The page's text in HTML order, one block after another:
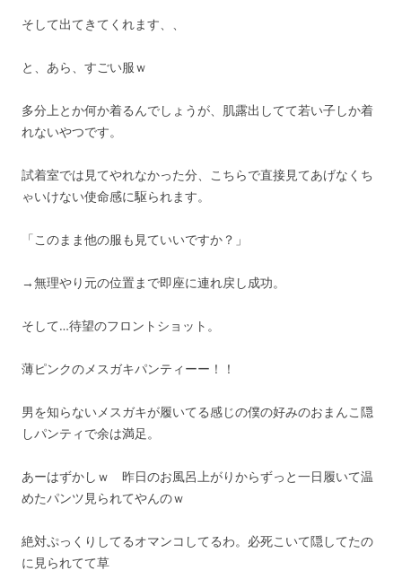
そして出てきてくれます、、
と、あら、すごい服ｗ
多分上とか何か着るんでしょうが、肌露出してて若い子しか着
れないやつです。
試着室では見てやれなかった分、こちらで直接見てあげなくち
ゃいけない使命感に駆られます。
「このまま他の服も見ていいですか？」
→無理やり元の位置まで即座に連れ戻し成功。
そして…待望のフロントショット。
薄ピンクのメスガキパンティーー！！
男を知らないメスガキが履いてる感じの僕の好みのおまんこ隠
しパンティで余は満足。
あーはずかしｗ 昨日のお風呂上がりからずっと一日履いて温
めたパンツ見られてやんのｗ
絶対ぷっくりしてるオマンコしてるわ。必死こいて隠してたの
に見られてて草